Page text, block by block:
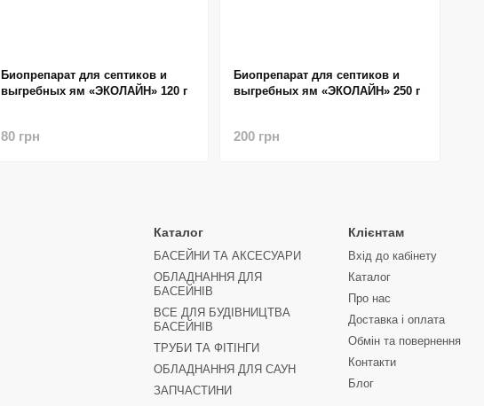
Биопрепарат для септиков и
выгребных ям «ЭКОЛАЙН» 120 г
80 грн
Биопрепарат для септиков и
выгребных ям «ЭКОЛАЙН» 250 г
200 грн
Каталог
БАСЕЙНИ ТА АКСЕСУАРИ
ОБЛАДНАННЯ ДЛЯ
БАСЕЙНІВ
ВСЕ ДЛЯ БУДІВНИЦТВА
БАСЕЙНІВ
ТРУБИ ТА ФІТІНГИ
ОБЛАДНАННЯ ДЛЯ САУН
ЗАПЧАСТИНИ
Клієнтам
Вхід до кабінету
Каталог
Про нас
Доставка і оплата
Обмін та повернення
Контакти
Блог